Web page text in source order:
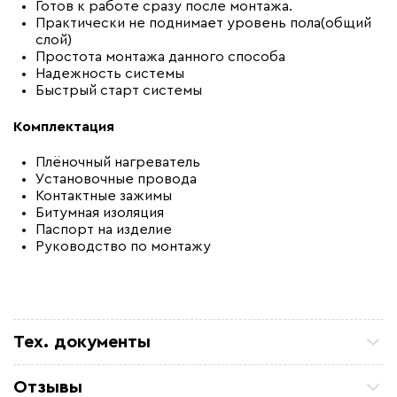
Готов к работе сразу после монтажа.
Практически не поднимает уровень пола(общий
слой)
Простота монтажа данного способа
Надежность системы
Быстрый старт системы
Комплектация
Плёночный нагреватель
Установочные провода
Контактные зажимы
Битумная изоляция
Паспорт на изделие
Руководство по монтажу
Тех. документы
Отзывы